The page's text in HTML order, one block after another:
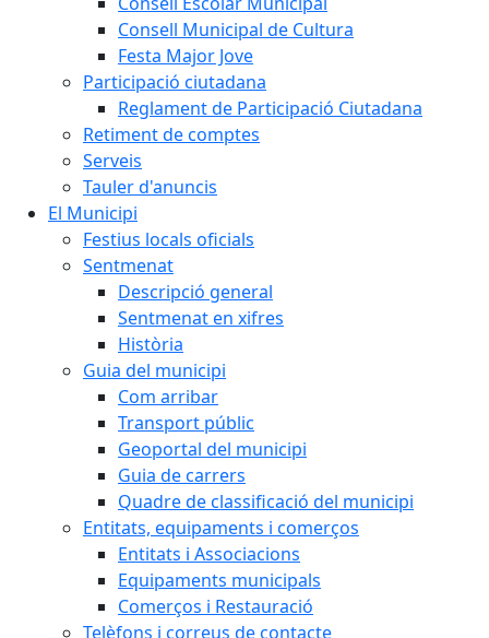
Consell Municipal de Cultura
Festa Major Jove
Participació ciutadana
Reglament de Participació Ciutadana
Retiment de comptes
Serveis
Tauler d'anuncis
El Municipi
Festius locals oficials
Sentmenat
Descripció general
Sentmenat en xifres
Història
Guia del municipi
Com arribar
Transport públic
Geoportal del municipi
Guia de carrers
Quadre de classificació del municipi
Entitats, equipaments i comerços
Entitats i Associacions
Equipaments municipals
Comerços i Restauració
Telèfons i correus de contacte